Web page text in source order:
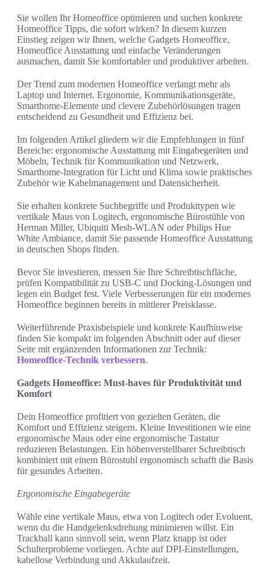
Sie wollen Ihr Homeoffice optimieren und suchen konkrete
Homeoffice Tipps, die sofort wirken? In diesem kurzen
Einstieg zeigen wir Ihnen, welche Gadgets Homeoffice,
Homeoffice Ausstattung und einfache Veränderungen
ausmachen, damit Sie komfortabler und produktiver arbeiten.
Der Trend zum modernen Homeoffice verlangt mehr als
Laptop und Internet. Ergonomie, Kommunikationsgeräte,
Smarthome-Elemente und clevere Zubehörlösungen tragen
entscheidend zu Gesundheit und Effizienz bei.
Im folgenden Artikel gliedern wir die Empfehlungen in fünf
Bereiche: ergonomische Ausstattung mit Eingabegeräten und
Möbeln, Technik für Kommunikation und Netzwerk,
Smarthome-Integration für Licht und Klima sowie praktisches
Zubehör wie Kabelmanagement und Datensicherheit.
Sie erhalten konkrete Suchbegriffe und Produkttypen wie
vertikale Maus von Logitech, ergonomische Bürostühle von
Herman Miller, Ubiquiti Mesh-WLAN oder Philips Hue
White Ambiance, damit Sie passende Homeoffice Ausstattung
in deutschen Shops finden.
Bevor Sie investieren, messen Sie Ihre Schreibtischfläche,
prüfen Kompatibilität zu USB-C und Docking-Lösungen und
legen ein Budget fest. Viele Verbesserungen für ein modernes
Homeoffice beginnen bereits in mittlerer Preisklasse.
Weiterführende Praxisbeispiele und konkrete Kaufhinweise
finden Sie kompakt im folgenden Abschnitt oder auf dieser
Seite mit ergänzenden Informationen zur Technik:
Homeoffice-Technik verbessern.
Gadgets Homeoffice: Must-haves für Produktivität und
Komfort
Dein Homeoffice profitiert von gezielten Geräten, die
Komfort und Effizienz steigern. Kleine Investitionen wie eine
ergonomische Maus oder eine ergonomische Tastatur
reduzieren Belastungen. Ein höhenverstellbarer Schreibtisch
kombiniert mit einem Bürostuhl ergonomisch schafft die Basis
für gesundes Arbeiten.
Ergonomische Eingabegeräte
Wähle eine vertikale Maus, etwa von Logitech oder Evoluent,
wenn du die Handgelenksdrehung minimieren willst. Ein
Trackball kann sinnvoll sein, wenn Platz knapp ist oder
Schulterprobleme vorliegen. Achte auf DPI-Einstellungen,
kabellose Verbindung und Akkulaufzeit.